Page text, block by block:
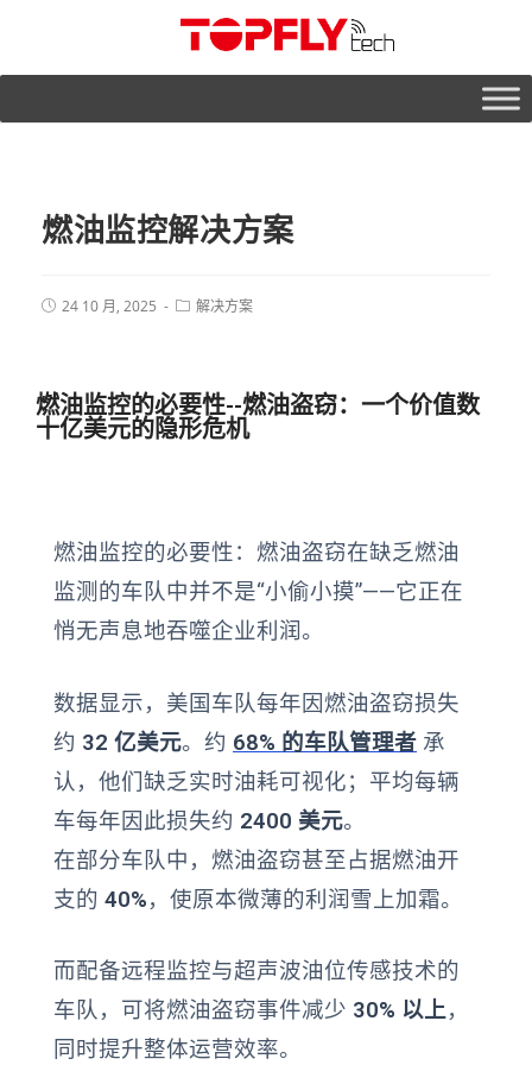
燃油监控解决方案
24 10 月, 2025 解决方案
燃油监控的必要性--燃油盗窃：一个价值数
十亿美元的隐形危机
燃油监控的必要性：燃油盗窃在缺乏燃油
监测的车队中并不是“小偷小摸”——它正在
悄无声息地吞噬企业利润。
数据显示，美国车队每年因燃油盗窃损失
约 32 亿美元。约 68% 的车队管理者 承
认，他们缺乏实时油耗可视化；平均每辆
车每年因此损失约 2400 美元。
在部分车队中，燃油盗窃甚至占据燃油开
支的 40%，使原本微薄的利润雪上加霜。
而配备远程监控与超声波油位传感技术的
车队，可将燃油盗窃事件减少 30% 以上，
同时提升整体运营效率。